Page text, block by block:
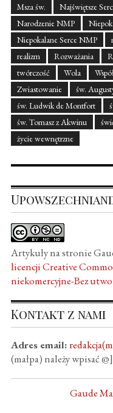
Msza św.
Najświętsze
Narodzenie NMP
Niepokalane Serce NMP
realizm
Rozważania
twórczość
Wola
Zwiastowanie
św.
św. Ludwik de Montfort
św. Tomasz z Akwinu
życie wewnętrzne
Artykuły na stronie
licencji Creative
niekomercyjne-Bez
Kontakt z nami
Adres email:
(małpa) należy wpisać @]
Gaude